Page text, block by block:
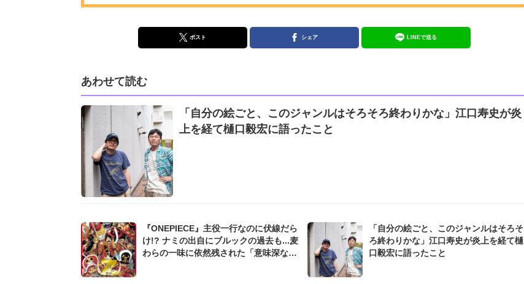
ポスト シェア LINEで送る
あわせて読む
「自分の絵ごと、このジャンルはそろそろ終わりかな」江口寿史が炎
上を経て樋口毅宏に語ったこと
『ONEPIECE』主役一行なのに伏線だら
け!? ナミの出自にブルックの過去も...麦
わらの一味に依然残された「意味深な
「自分の絵ごと、このジャンルはそろそ
ろ終わりかな」江口寿史が炎上を経て樋
口毅宏に語ったこと